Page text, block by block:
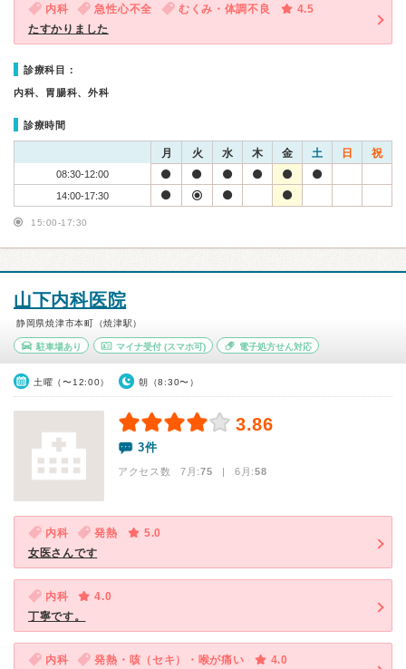
内科 急性心不全 むくみ・体調不良
4.5
たすかりました
診療科目：
内科、胃腸科、外科
診療時間
月 火 水 木 金 土 日 祝
08:30-12:00
14:00-17:30
15:00-17:30
山下内科医院
静岡県焼津市本町（焼津駅）
駐車場あり マイナ受付(スマホ可) 電子処方せん対応
土曜（〜12:00） 朝（8:30〜）
3.86
3件
アクセス数 7月:75 | 6月:58
内科 発熱
5.0
女医さんです
内科
4.0
丁寧です。
内科 発熱・咳（セキ）・喉が痛い
4.0